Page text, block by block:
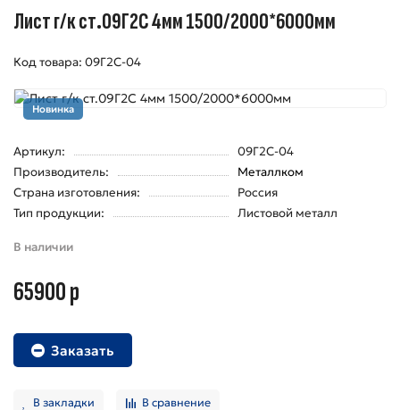
Лист г/к ст.09Г2С 4мм 1500/2000*6000мм
Код товара: 09Г2С-04
Новинка
Артикул:
09Г2С-04
Производитель:
Металлком
Страна изготовления:
Россия
Тип продукции:
Листовой металл
В наличии
65900 р
Заказать
В закладки В сравнение